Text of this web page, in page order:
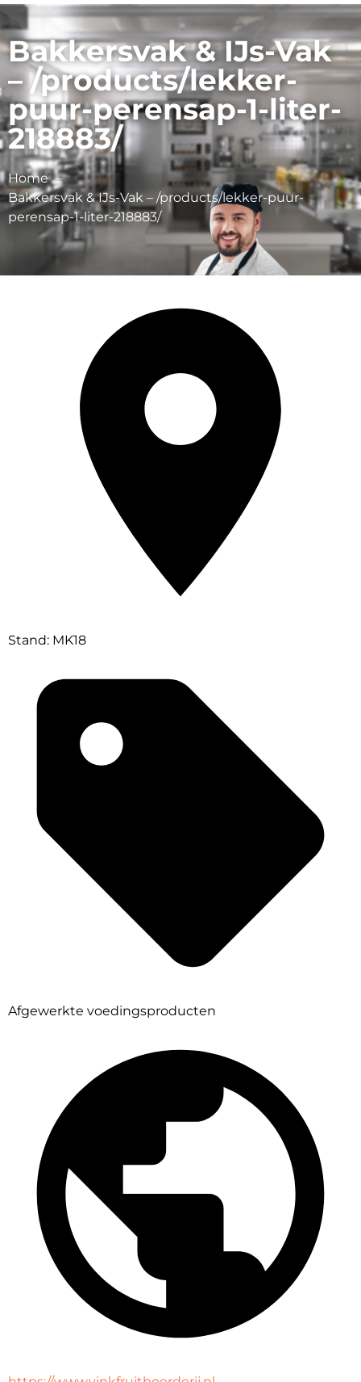
Bakkersvak & IJs-Vak
– /products/lekker-
puur-perensap-1-liter-
218883/
Home
Bakkersvak & IJs-Vak – /products/lekker-puur-
perensap-1-liter-218883/
Vink Fruitboerderij
Stand: MK18
Afgewerkte voedingsproducten